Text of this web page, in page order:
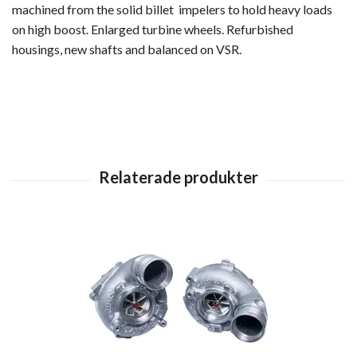
machined from the solid billet impelers to hold heavy loads
on high boost. Enlarged turbine wheels. Refurbished
housings, new shafts and balanced on VSR.